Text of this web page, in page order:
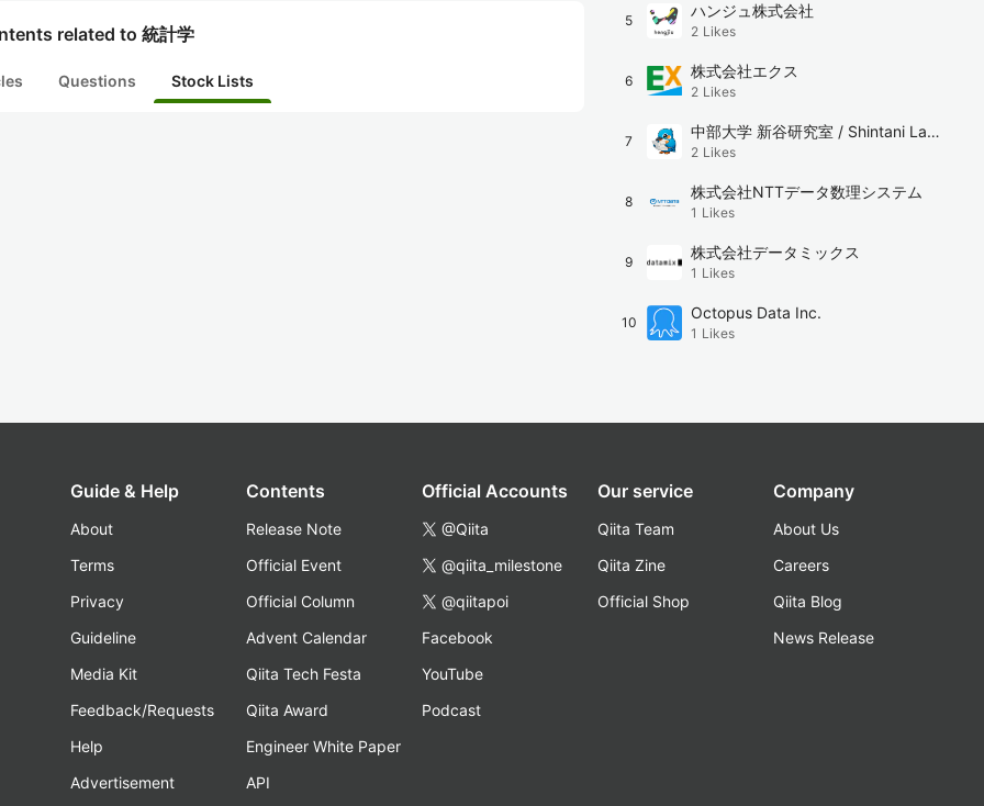
related to 統計学
Questions Stock Lists
5
ハンジュ株式会社
2 Likes
6
株式会社エクス
2 Likes
7
中部大学 新谷研究室 / Shintani Lab,
Chubu University
2 Likes
8
株式会社NTTデータ数理システム
1 Likes
9
株式会社データミックス
1 Likes
10
Octopus Data Inc.
1 Likes
Guide & Help
About
Terms
Privacy
Guideline
Media Kit
Feedback/Requests
Help
Advertisement
Contents
Release Note
Official Event
Official Column
Advent Calendar
Qiita Tech Festa
Qiita Award
Engineer White Paper
API
Official Accounts
@Qiita
@qiita_milestone
@qiitapoi
Facebook
YouTube
Podcast
Our service
Qiita Team
Qiita Zine
Official Shop
Company
About Us
Careers
Qiita Blog
News Release